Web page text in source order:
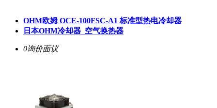
OHM欧姆 OCE-100FSC-A1 标准型热电冷却器
日本OHM冷却器_空气换热器
0询价面议